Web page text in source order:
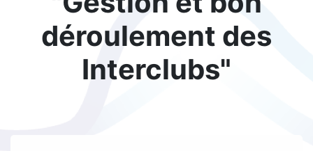
déroulement des
Interclubs"